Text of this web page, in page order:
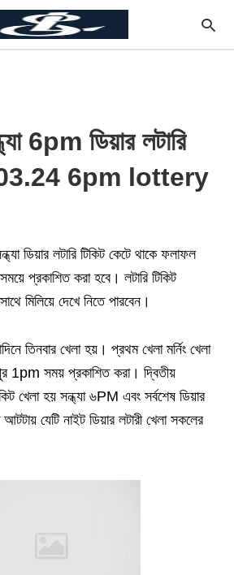
6pm ডিয়ার লটারি
6pm lottery
ডিয়ার লটারি টিকিট কেটে থাকে ফলাফল
প্রকাশিত করা হবে। লটারি টিকিট
মিলিয়ে দেখে নিতে পারবেন।
তিনবার খেলা হয়। প্রথম খেলা মর্নিং খেলা
1pm সময় প্রকাশিত করা। দ্বিতীয়
খেলা হয় সন্ধ্যা ৬PM এবং সর্বশেষ ডিয়ার
আটটায় যেটি নাইট ডিয়ার লটারী খেলা সকলের